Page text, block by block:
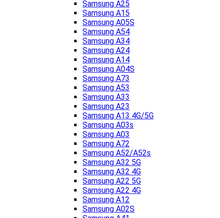
Samsung A25
Samsung A15
Samsung A05S
Samsung A54
Samsung A34
Samsung A24
Samsung A14
Samsung A04S
Samsung A73
Samsung A53
Samsung A33
Samsung A23
Samsung A13 4G/5G
Samsung A03s
Samsung A03
Samsung A72
Samsung A52/A52s
Samsung A32 5G
Samsung A32 4G
Samsung A22 5G
Samsung A22 4G
Samsung A12
Samsung A02S